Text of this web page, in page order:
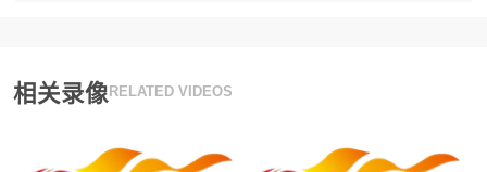
相关录像 RELATED VIDEOS